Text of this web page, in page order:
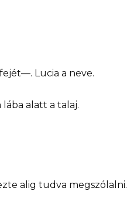
Lucia a neve.
alatt a talaj.
alig tudva megszólalni.